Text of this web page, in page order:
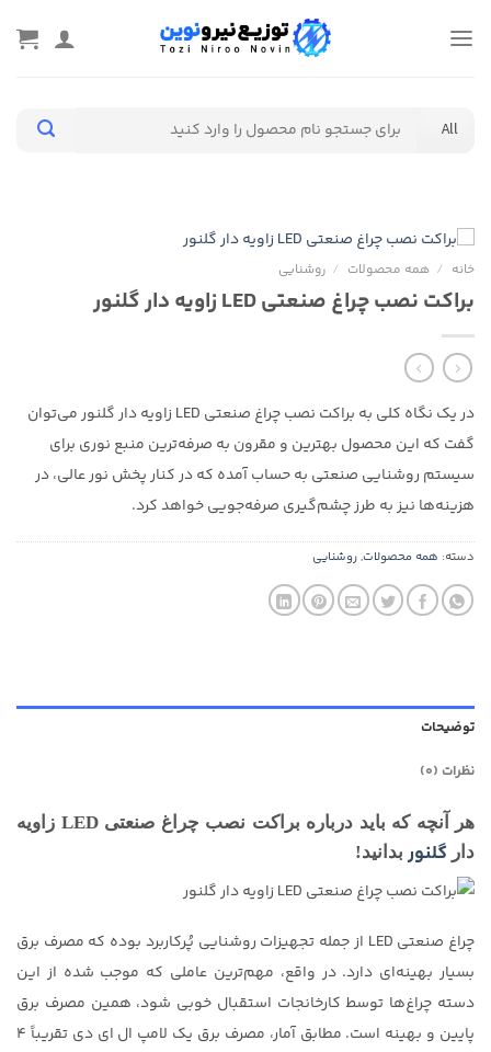
برای:
خانه / همه محصولات / روشنایی
براکت نصب چراغ صنعتی LED زاویه دار گلنور
در یک نگاه کلی به براکت نصب چراغ صنعتی LED زاویه دار گلنور می‌توان
گفت که این محصول بهترین و مقرون به صرفه‌ترین منبع نوری برای
سیستم روشنایی صنعتی به حساب آمده که در کنار پخش نور عالی، در
هزینه‌ها نیز به طرز چشم‌گیری صرفه‌جویی خواهد کرد.
دسته: همه محصولات,روشنایی
توضیحات
نظرات (0)
هر آنچه که باید درباره براکت نصب چراغ صنعتی LED زاویه
دار گلنور بدانید!
چراغ صنعتی LED از جمله تجهیزات روشنایی پُرکاربرد بوده که مصرف برق
بسیار بهینه‌ای دارد. در واقع، مهم‌ترین عاملی که موجب شده از این
دسته چراغ‌ها توسط کارخانجات استقبال خوبی شود، همین مصرف برق
پایین و بهینه است. مطابق آمار، مصرف برق یک لامپ ال ای دی تقریباً ۴